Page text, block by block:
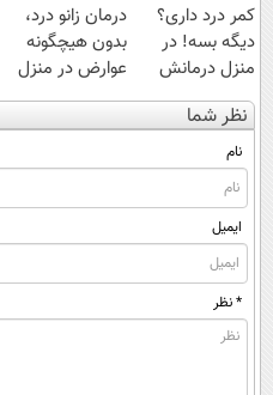
کمر درد داری؟
دیگه بسه! در
منزل درمانش
کن
(◀پرسش‌نامه)
درمان زانو درد،
بدون هیچگونه
عوارض در منزل
(◂پرسش‌نامه)
نظر شما
نام
ایمیل
* نظر